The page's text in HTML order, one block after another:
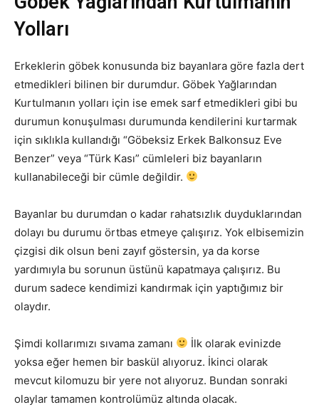
Yolları
Erkeklerin göbek konusunda biz bayanlara göre fazla dert
etmedikleri bilinen bir durumdur. Göbek Yağlarından
Kurtulmanın yolları için ise emek sarf etmedikleri gibi bu
durumun konuşulması durumunda kendilerini kurtarmak
için sıklıkla kullandığı “Göbeksiz Erkek Balkonsuz Eve
Benzer” veya “Türk Kası” cümleleri biz bayanların
kullanabileceği bir cümle değildir.
Bayanlar bu durumdan o kadar rahatsızlık duyduklarından
dolayı bu durumu örtbas etmeye çalışırız. Yok elbisemizin
çizgisi dik olsun beni zayıf göstersin, ya da korse
yardımıyla bu sorunun üstünü kapatmaya çalışırız. Bu
durum sadece kendimizi kandırmak için yaptığımız bir
olaydır.
Şimdi kollarımızı sıvama zamanı
İlk olarak evinizde
yoksa eğer hemen bir baskül alıyoruz. İkinci olarak
mevcut kilomuzu bir yere not alıyoruz. Bundan sonraki
olaylar tamamen kontrolümüz altında olacak.